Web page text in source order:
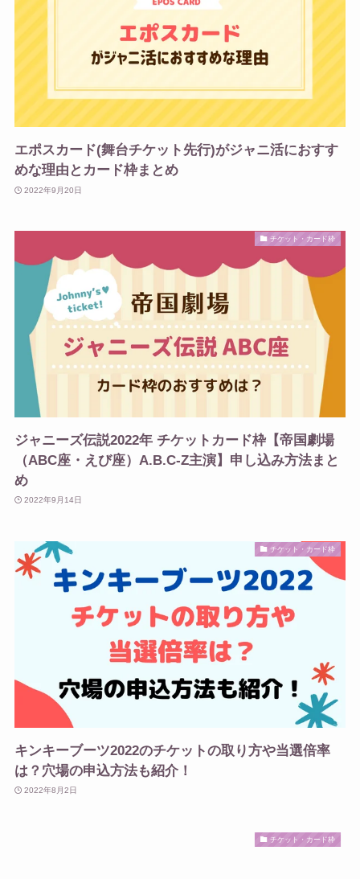
エポスカード(舞台チケット先行)がジャニ活におすす
めな理由とカード枠まとめ
2022年9月20日
チケット・カード枠
ジャニーズ伝説2022年 チケットカード枠【帝国劇場
（ABC座・えび座）A.B.C-Z主演】申し込み方法まと
め
2022年9月14日
チケット・カード枠
キンキーブーツ2022のチケットの取り方や当選倍率
は？穴場の申込方法も紹介！
2022年8月2日
チケット・カード枠